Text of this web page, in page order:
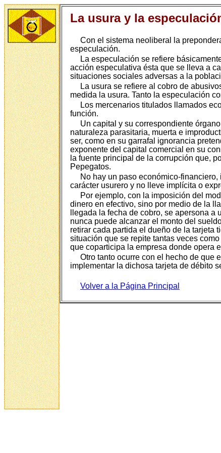
La usura y la
Con el sistema neoliberal la
especulación.
La especulación se refiere
acción especulativa ésta que se lleva a
situaciones sociales adversas a la
La usura se refiere al cobro de
medida la usura. Tanto la especulación
Los mercenarios titulados llamados
función.
Un capital y su correspondiente
naturaleza parasitaria, muerta e
ser, como en su garrafal ignorancia
exponente del capital comercial en su
la fuente principal de la corrupción que,
Pepegatos.
No hay un paso económico-
carácter usurero y no lleve implícita o
Por ejemplo, con la imposición del
dinero en efectivo, sino por medio de la
llegada la fecha de cobro, se apersona
nunca puede alcanzar el monto del
retirar cada partida el dueño de la tarjeta
situación que se repite tantas veces
que coparticipa la empresa donde opera
Otro tanto ocurre con el hecho de que
implementar la dichosa tarjeta de débito
Volver a la Página Principal